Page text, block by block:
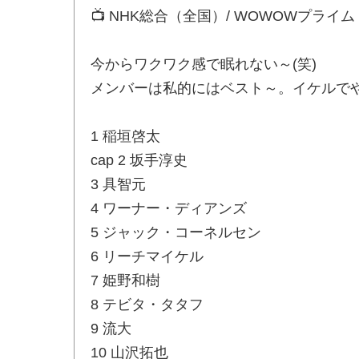
📺 NHK総合（全国）/ WOWOWプライム
今からワクワク感で眠れない～(笑)
メンバーは私的にはベスト～。イケルで
1 稲垣啓太
cap 2 坂手淳史
3 具智元
4 ワーナー・ディアンズ
5 ジャック・コーネルセン
6 リーチマイケル
7 姫野和樹
8 テビタ・タタフ
9 流大
10 山沢拓也